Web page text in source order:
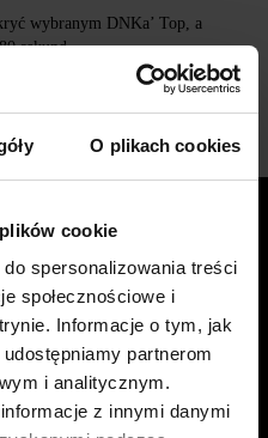
O plikach cookies
cookie
spersonalizowania treści
społecznościowe i
Informacje o tym, jak
partnerom
i analitycznym.
z innymi danymi
wybranym DNKa’ Top, a
sekund.